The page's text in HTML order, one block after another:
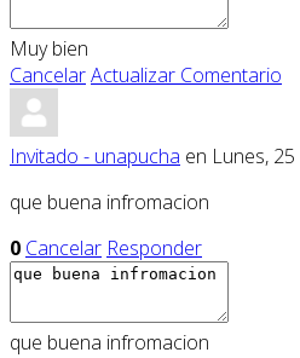
Muy bien
CancelarActualizar Comentario
Invitado - unapucha en Lunes,
que buena infromacion
0 Cancelar Responder
que buena infromacion